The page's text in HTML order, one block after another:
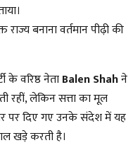
बनाना वर्तमान पीढ़ी की
के वरिष्ठ नेताBalen Shahने
रहीं, लेकिन सत्ता का मूल
पर दिए गए उनके संदेश में यह
खड़े करती है।